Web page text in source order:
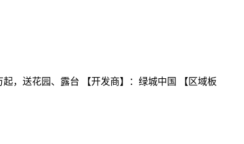
起，送花园、露台 【开发商】：绿城中国 【区域板